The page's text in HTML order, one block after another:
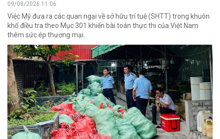
09/08/2026 11:06
Việc Mỹ đưa ra các quan ngại về sở hữu trí tuệ (SHTT) trong khuôn
khổ điều tra theo Mục 301 khiến bài toán thực thi của Việt Nam
thêm sức ép thương mại.